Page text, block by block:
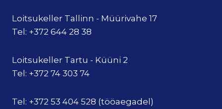
Loitsukeller Tallinn - Müürivahe 17
Tel: +372 644 28 38
Loitsukeller Tartu - Küüni 2
Tel: +372 74 303 74
Tel: +372 53 404 528 (tööaegadel)